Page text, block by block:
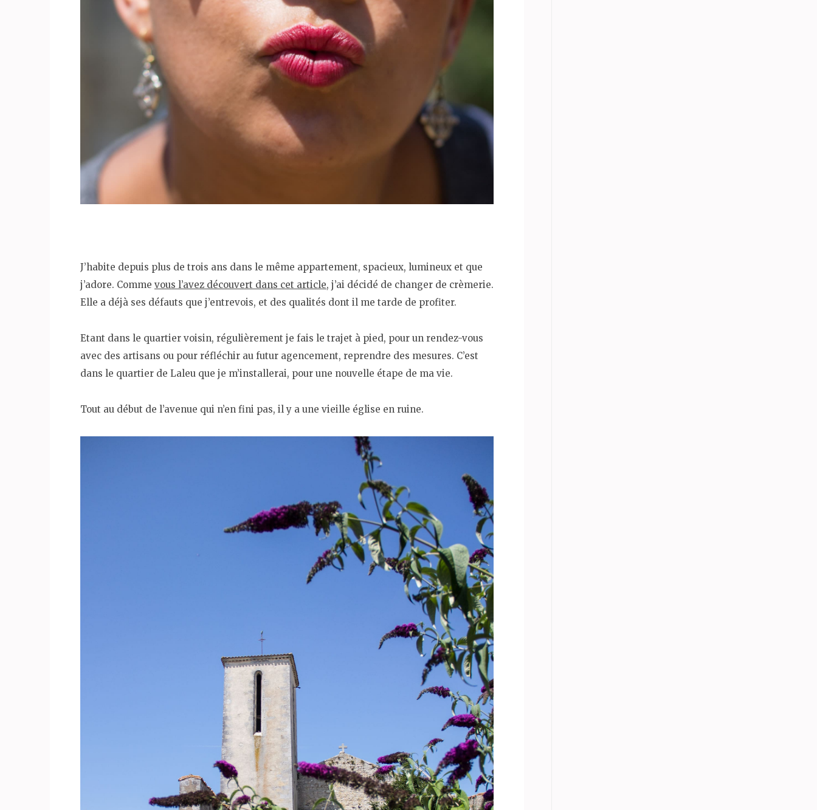
J’habite depuis plus de trois ans dans le même appartement, spacieux, lumineux et que
j’adore. Comme vous l’avez découvert dans cet article, j’ai décidé de changer de crèmerie.
Elle a déjà ses défauts que j’entrevois, et des qualités dont il me tarde de profiter.
Etant dans le quartier voisin, régulièrement je fais le trajet à pied, pour un rendez-vous
avec des artisans ou pour réfléchir au futur agencement, reprendre des mesures. C’est
dans le quartier de Laleu que je m’installerai, pour une nouvelle étape de ma vie.
Tout au début de l’avenue qui n’en fini pas, il y a une vieille église en ruine.